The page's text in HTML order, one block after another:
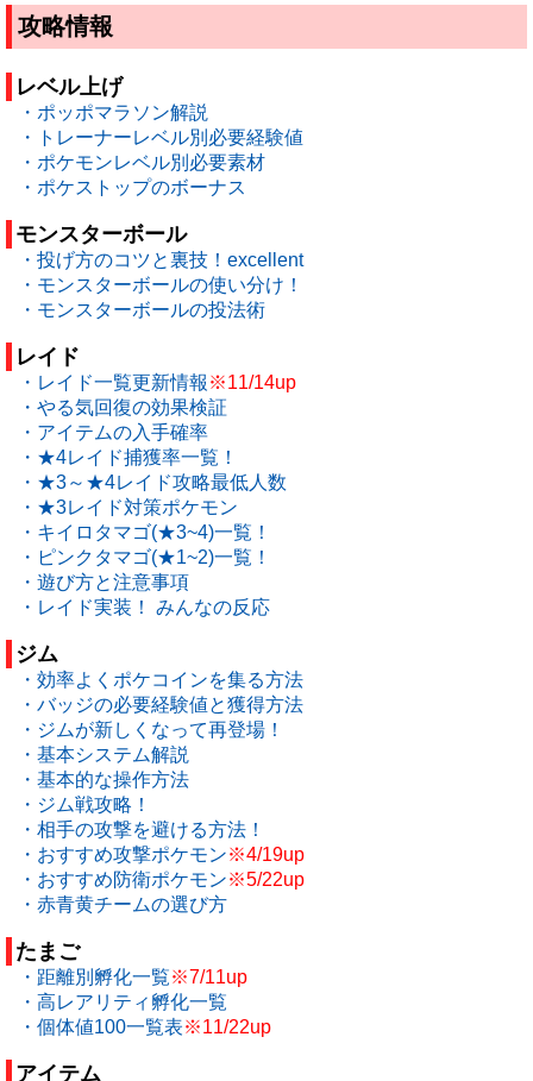
攻略情報
レベル上げ
・ポッポマラソン解説
・トレーナーレベル別必要経験値
・ポケモンレベル別必要素材
・ポケストップのボーナス
モンスターボール
・投げ方のコツと裏技！excellent
・モンスターボールの使い分け！
・モンスターボールの投法術
レイド
・レイド一覧更新情報 ※11/14up
・やる気回復の効果検証
・アイテムの入手確率
・★4レイド捕獲率一覧！
・★3～★4レイド攻略最低人数
・★3レイド対策ポケモン
・キイロタマゴ(★3~4)一覧！
・ピンクタマゴ(★1~2)一覧！
・遊び方と注意事項
・レイド実装！ みんなの反応
ジム
・効率よくポケコインを集る方法
・バッジの必要経験値と獲得方法
・ジムが新しくなって再登場！
・基本システム解説
・基本的な操作方法
・ジム戦攻略！
・相手の攻撃を避ける方法！
・おすすめ攻撃ポケモン※4/19up
・おすすめ防衛ポケモン※5/22up
・赤青黄チームの選び方
たまご
・距離別孵化一覧※7/11up
・高レアリティ孵化一覧
・個体値100一覧表※11/22up
アイテム